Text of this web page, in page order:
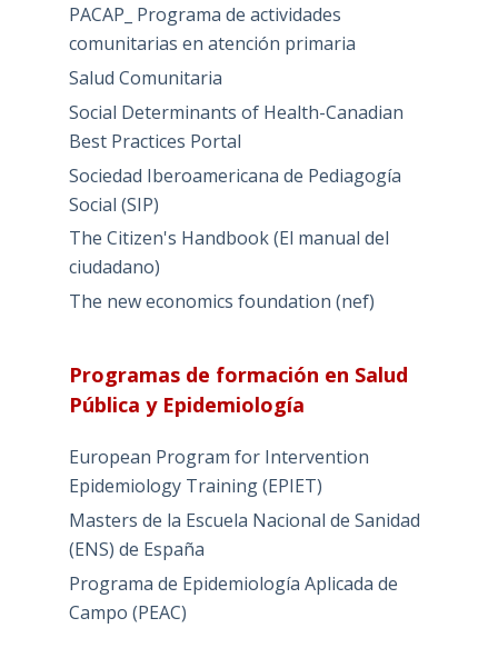
PACAP_ Programa de actividades
comunitarias en atención primaria
Salud Comunitaria
Social Determinants of Health-Canadian
Best Practices Portal
Sociedad Iberoamericana de Pediagogía
Social (SIP)
The Citizen's Handbook (El manual del
ciudadano)
The new economics foundation (nef)
Programas de formación en Salud
Pública y Epidemiología
European Program for Intervention
Epidemiology Training (EPIET)
Masters de la Escuela Nacional de Sanidad
(ENS) de España
Programa de Epidemiología Aplicada de
Campo (PEAC)